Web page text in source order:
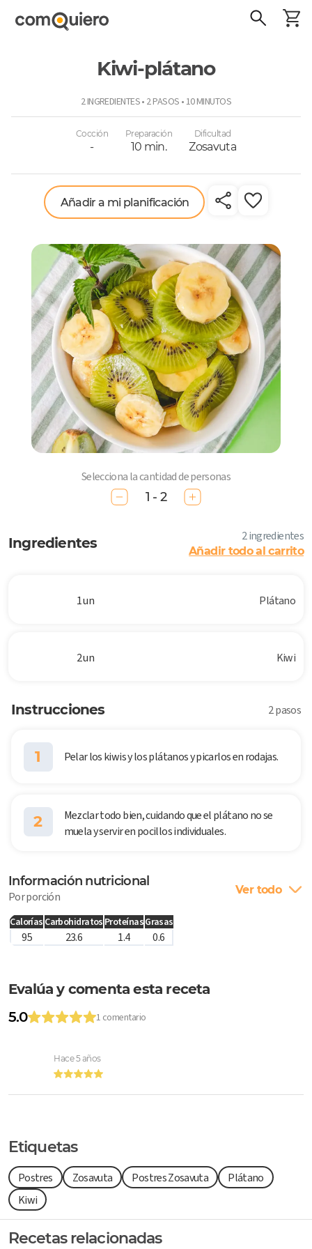
Kiwi-plátano
2 INGREDIENTES • 2 PASOS • 10 MINUTOS
Cocción
-
Preparación
10 min.
Dificultad
Zosavuta
Añadir a mi planificación
Selecciona la cantidad de personas
1 - 2
Ingredientes 2 ingredientes
Añadir todo al carrito
1 un Plátano
2 un Kiwi
Instrucciones 2 pasos
1 Pelar los kiwis y los plátanos y picarlos en rodajas.
2
Mezclar todo bien, cuidando que el plátano no se
muela y servir en pocillos individuales.
Información nutricional
Por porción Ver todo
Calorías Carbohidratos ProteínasGrasas
95 23.6 1.4 0.6
Evalúa y comenta esta receta
5.0
1 comentario
Hace 5 años
Etiquetas
Postres Zosavuta Postres Zosavuta
Plátano
Kiwi
Recetas relacionadas